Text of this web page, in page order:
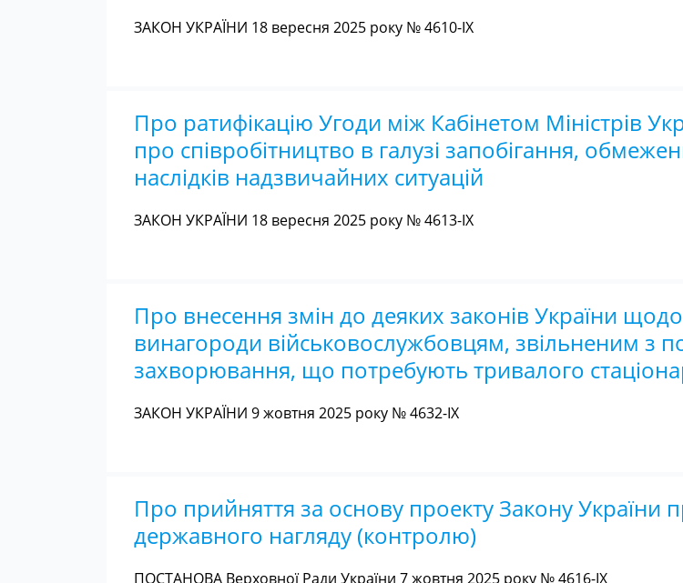
ЗАКОН УКРАЇНИ 18 вересня 2025 року № 4610-IX
Про ратифікацію Угоди між Кабінетом Міністрів
про співробітництво в галузі запобігання,
наслідків надзвичайних ситуацій
ЗАКОН УКРАЇНИ 18 вересня 2025 року № 4613-IX
Про внесення змін до деяких законів України
винагороди військовослужбовцям, звільненим з
захворювання, що потребують тривалого
ЗАКОН УКРАЇНИ 9 жовтня 2025 року № 4632-IX
Про прийняття за основу проекту Закону України
державного нагляду (контролю)
ПОСТАНОВА Верховної Ради України 7 жовтня 2025 року № 4616-IX